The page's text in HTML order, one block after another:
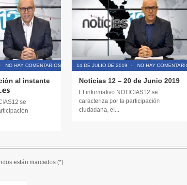
NO HAY COMENTARIOS
al instante
se
14 DE JULIO DE 2019 - NO HAY
Noticias 12 – 20 de Junio 2019
El informativo NOTICIAS12 se
caracteriza por la participación
ciudadana, el...
están marcados (*)